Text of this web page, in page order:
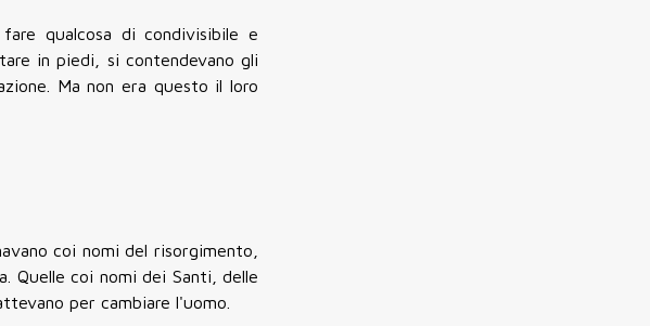
qualcosa di condivisibile e
in piedi, si contendevano gli
Ma non era questo il loro
coi nomi del risorgimento,
Quelle coi nomi dei Santi, delle
per cambiare l'uomo.